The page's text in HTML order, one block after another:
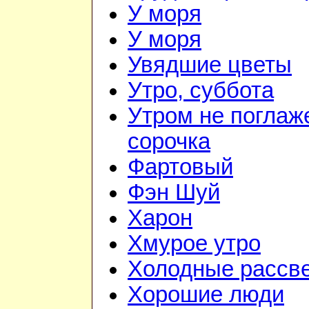
У моря
У моря
Увядшие цветы
Утро, суббота
Утром не
сорочка
Фартовый
Фэн Шуй
Харон
Хмурое утро
Холодные
Хорошие люди